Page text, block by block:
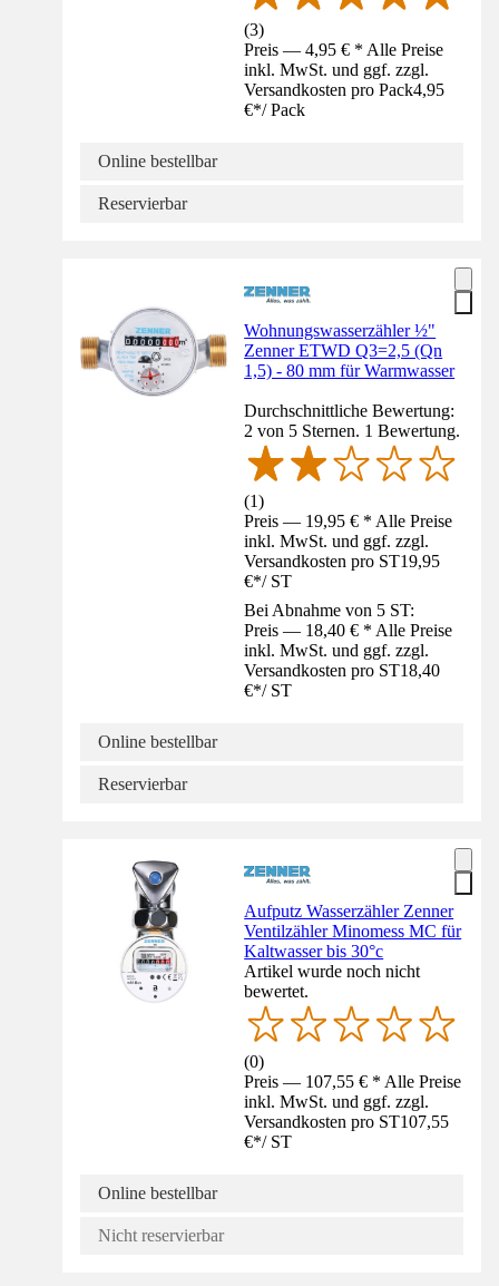
(3)
Preis — 4,95 € * Alle Preise
inkl. MwSt. und ggf. zzgl.
Versandkosten pro Pack4,95
€*/ Pack
Online bestellbar
Reservierbar
Wohnungswasserzähler ½"
Zenner ETWD Q3=2,5 (Qn
1,5) - 80 mm für Warmwasser
Durchschnittliche Bewertung:
2 von 5 Sternen. 1 Bewertung.
(1)
Preis — 19,95 € * Alle Preise
inkl. MwSt. und ggf. zzgl.
Versandkosten pro ST19,95
€*/ ST
Bei Abnahme von 5 ST:
Preis — 18,40 € * Alle Preise
inkl. MwSt. und ggf. zzgl.
Versandkosten pro ST18,40
€*/ ST
Online bestellbar
Reservierbar
Aufputz Wasserzähler Zenner
Ventilzähler Minomess MC für
Kaltwasser bis 30°c
Artikel wurde noch nicht
bewertet.
(0)
Preis — 107,55 € * Alle Preise
inkl. MwSt. und ggf. zzgl.
Versandkosten pro ST107,55
€*/ ST
Online bestellbar
Nicht reservierbar